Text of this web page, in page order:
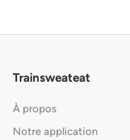
Trainsweateat
À propos
Notre application